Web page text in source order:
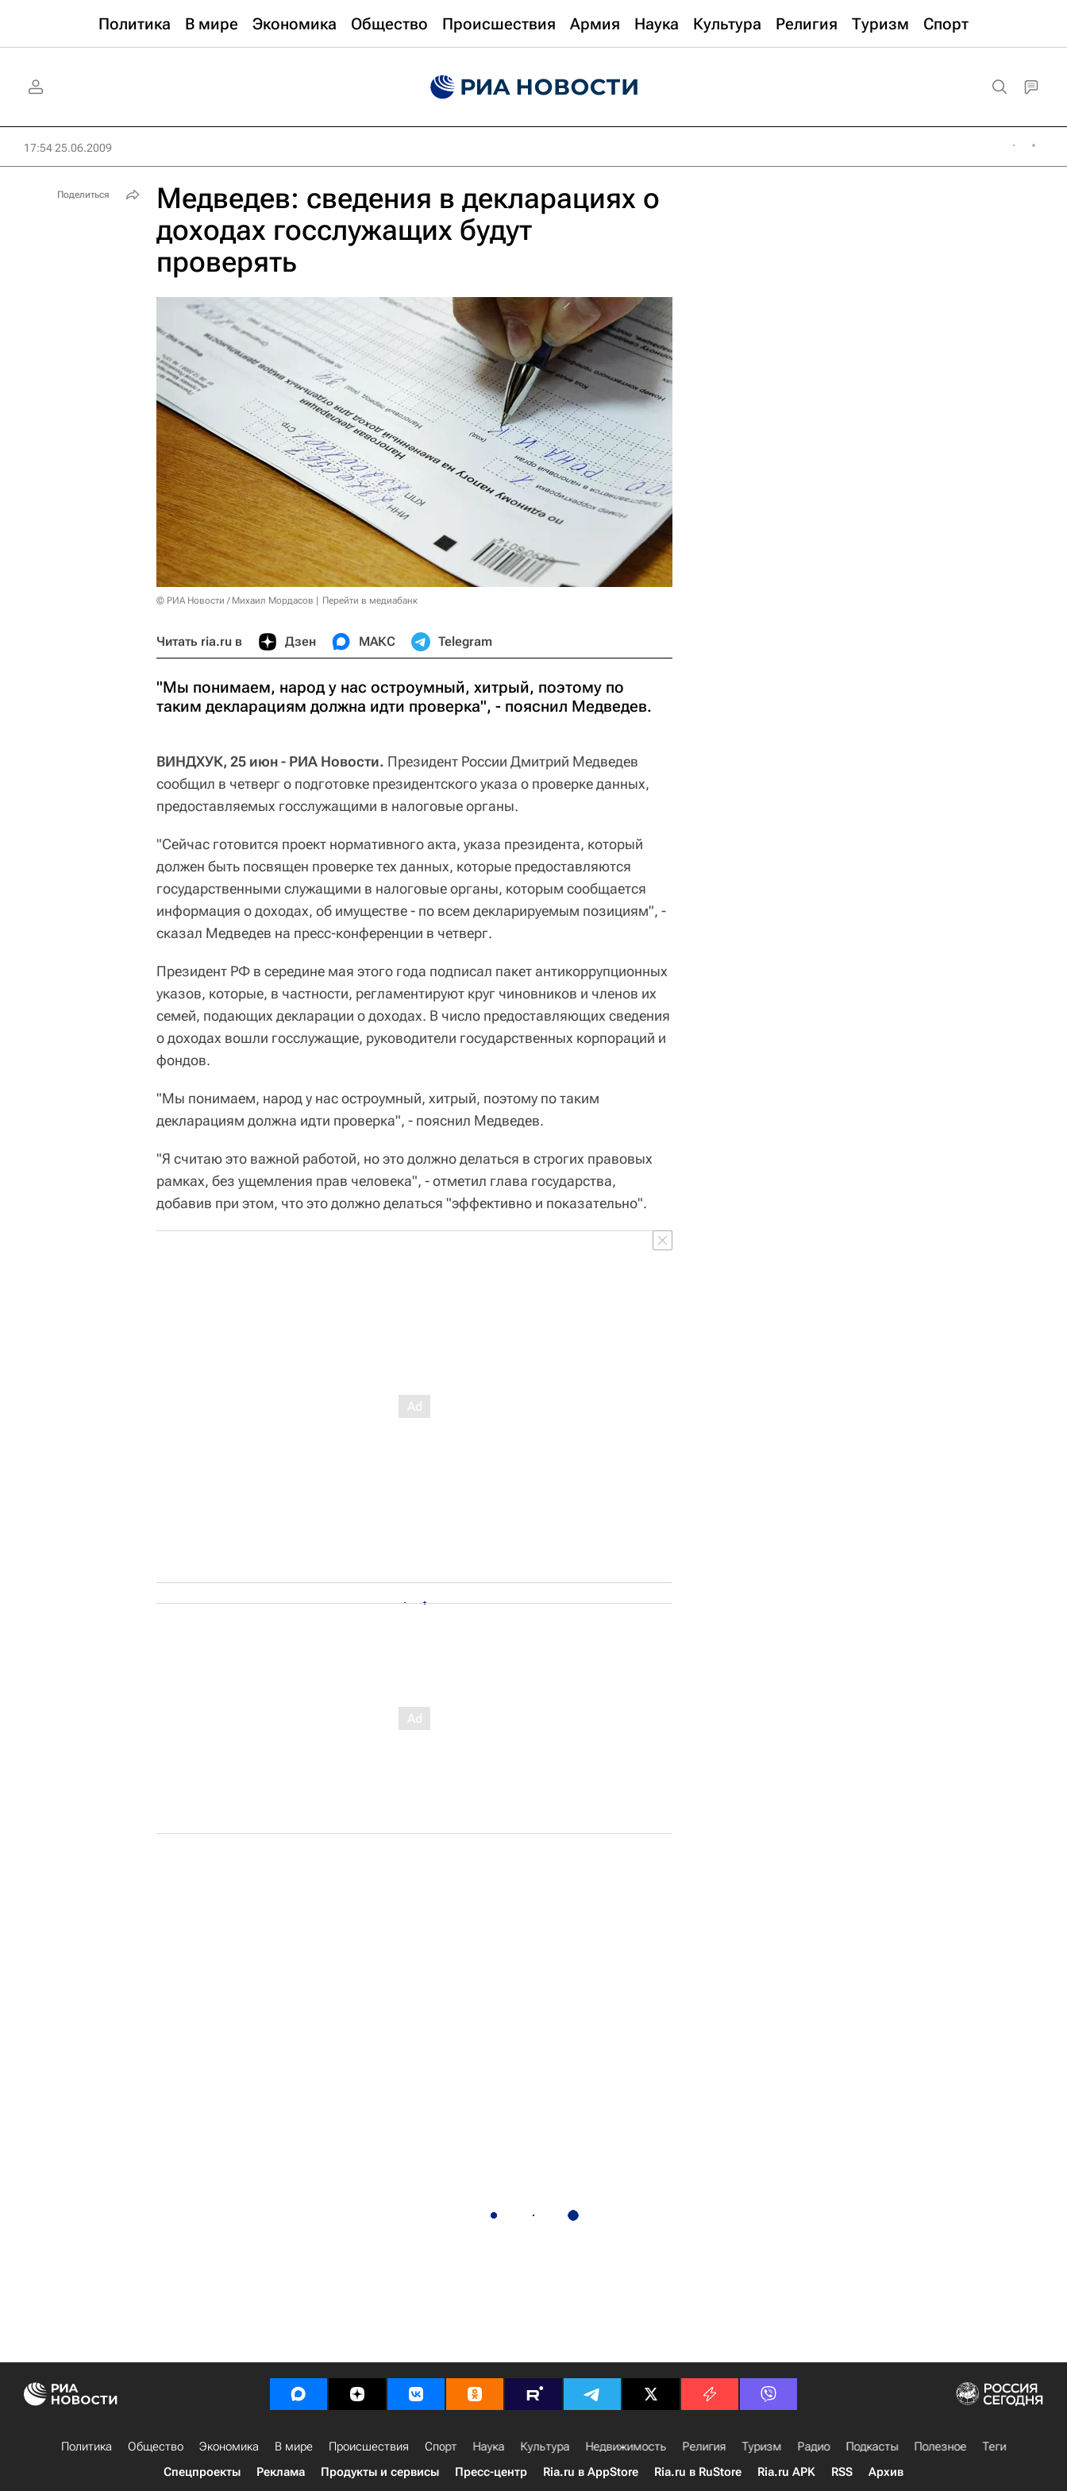
Политика В мире Экономика Общество Происшествия Армия Наука Культура Религия Туризм Спорт
17:54 25.06.2009
Медведев: сведения в декларациях о
доходах госслужащих будут
проверять
© РИА Новости / Михаил Мордасов Перейти в медиабанк
Читать ria.ru в Дзен МАКС Telegram
"Мы понимаем, народ у нас остроумный, хитрый, поэтому по
таким декларациям должна идти проверка", - пояснил Медведев.
ВИНДХУК, 25 июн - РИА Новости. Президент России Дмитрий Медведев
сообщил в четверг о подготовке президентского указа о проверке данных,
предоставляемых госслужащими в налоговые органы.
"Сейчас готовится проект нормативного акта, указа президента, который
должен быть посвящен проверке тех данных, которые предоставляются
государственными служащими в налоговые органы, которым сообщается
информация о доходах, об имуществе - по всем декларируемым позициям", -
сказал Медведев на пресс-конференции в четверг.
Президент РФ в середине мая этого года подписал пакет антикоррупционных
указов, которые, в частности, регламентируют круг чиновников и членов их
семей, подающих декларации о доходах. В число предоставляющих сведения
о доходах вошли госслужащие, руководители государственных корпораций и
фондов.
"Мы понимаем, народ у нас остроумный, хитрый, поэтому по таким
декларациям должна идти проверка", - пояснил Медведев.
"Я считаю это важной работой, но это должно делаться в строгих правовых
рамках, без ущемления прав человека", - отметил глава государства,
добавив при этом, что это должно делаться "эффективно и показательно".
Поделиться
Политика Общество Экономика В мире Происшествия Спорт Наука Культура Недвижимость Религия Туризм Радио Подкасты Полезное
Теги
Спецпроекты
Реклама Продукты и сервисы Пресс-центр Ria.ru в AppStore Ria.ru в RuStore Ria.ru APK RSS Архив